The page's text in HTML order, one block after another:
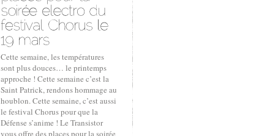
Cette semaine, les températures
sont plus douces… le printemps
approche ! Cette semaine c’est la
Saint Patrick, rendons hommage au
houblon. Cette semaine, c’est aussi
le festival Chorus pour que la
Défense s’anime ! Le Transistor
vous offre des places pour la soirée